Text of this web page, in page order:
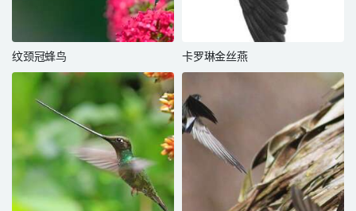
纹颈冠蜂鸟 卡罗琳金丝燕